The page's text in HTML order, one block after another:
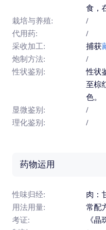
食，
栽培与养殖:
/
代用药:
/
采收加工:
捕获
炮制方法:
/
性状鉴别:
性状
至棕
色。
显微鉴别:
/
理化鉴别:
/
药物运用
性味归经:
肉：
用法用量:
常配
考证:
《